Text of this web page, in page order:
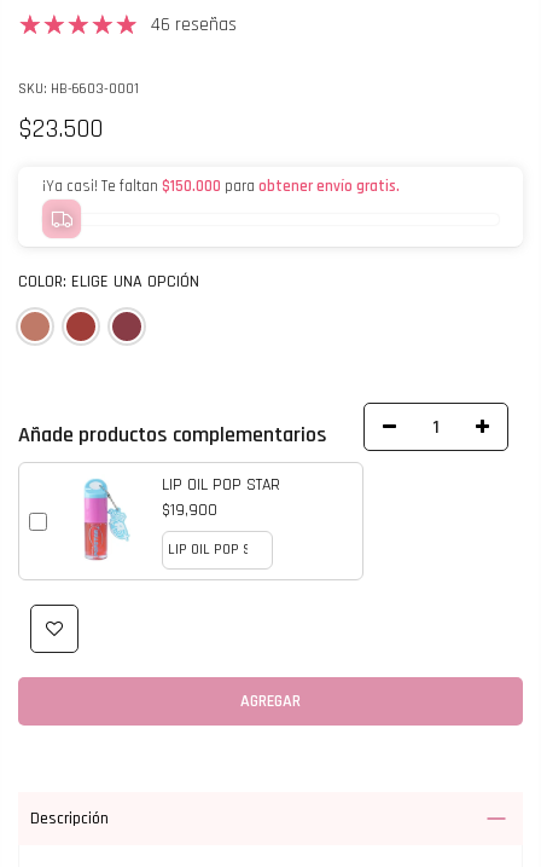
46 reseñas
SKU: HB-6603-0001
$23.500
¡Ya casi! Te faltan $150.000 para obtener envío gratis.
COLOR: ELIGE UNA OPCIÓN
Añade productos complementarios
LIP OIL POP STAR
$19,900
AGREGAR
Descripción